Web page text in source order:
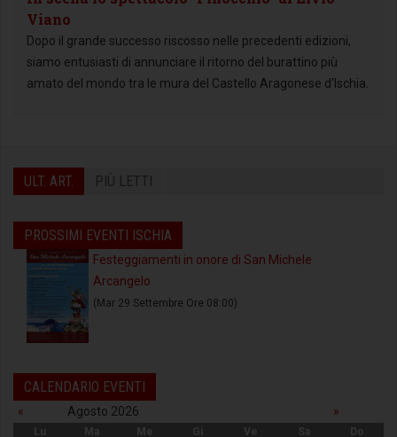
Viano
Dopo il grande successo riscosso nelle precedenti edizioni,
siamo entusiasti di annunciare il ritorno del burattino più
amato del mondo tra le mura del Castello Aragonese d'Ischia.
ULT. ART. PIÙ LETTI
PROSSIMI EVENTI ISCHIA
Festeggiamenti in onore di San Michele
Arcangelo
(Mar 29 Settembre Ore 08:00)
CALENDARIO EVENTI
« Agosto 2026 »
Lu Ma Me Gi Ve Sa
Do